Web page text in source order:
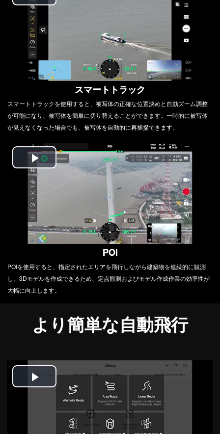
Play
Video
スマートトラック
スマートトラックを使用すると、被写体の正確な位置決めと自動ズーム調整
が可能になり、被写体を簡単に切り替えることができます。一時的に被写体
が見えなくなった場合でも、被写体を自動的に再捕捉できます。
Play
Video
POI
POIを使用すると、指定されたエリアを飛行しながら建築物を連続的に観測
し、3Dモデルを作成できるため、定点観測およびモデル作成作業の効率性が
大幅に向上します。
より簡単な自動飛行
Play
Video